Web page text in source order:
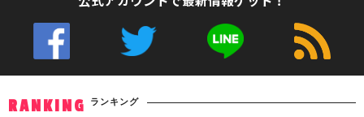
RANKING ランキング